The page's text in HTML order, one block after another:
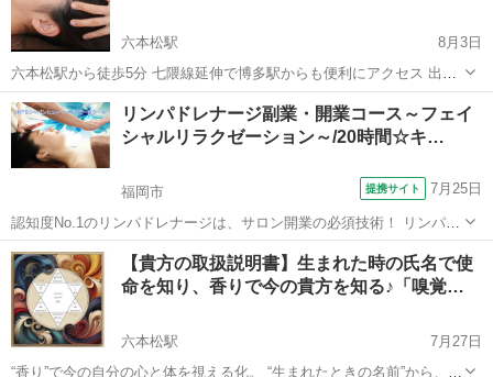
六本松駅
8月3日
六本松駅から徒歩5分 七隈線延伸で博多駅からも便利にアクセス 出来
るようになりました ★★ハレホオラで人気のヘッドマッサージを１日
で取得出来ます★★ ストレス・快眠・頭痛・眼精疲労・首こり...
福岡 福岡市 六本松駅 マッサージ
リンパドレナージ副業・開業コース～フェイ
シャルリラクゼーション～/20時間☆キ…
福岡市 提携サイト 7月25日
認知度No.1のリンパドレナージは、サロン開業の必須技術！ リンパド
レナージはあらゆる場面で活躍します。 この講座ではリンパの流れを
改善するだけでなく、ＪＨＴのフェイシャル技術で内面からもアプロ
ーチ！ 充実した内容で、...
福岡 福岡市 マッサージ
【貴方の取扱説明書】生まれた時の氏名で使
命を知り、香りで今の貴方を知る♪「嗅覚…
六本松駅
7月27日
“香り”で今の自分の心と体を視える化。 “生まれたときの名前”から、今